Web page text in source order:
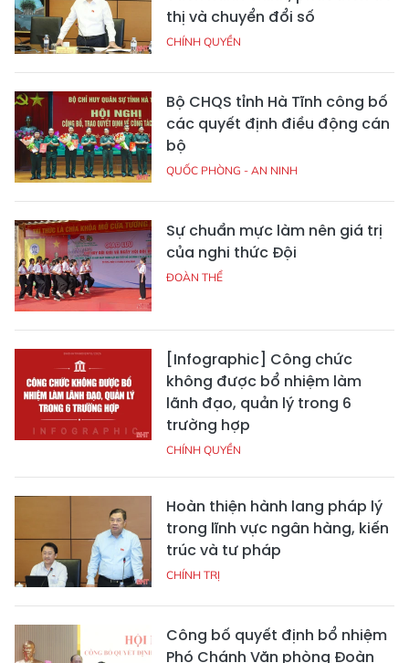
thị và chuyển đổi số
CHÍNH QUYỀN
Bộ CHQS tỉnh Hà Tĩnh công bố
các quyết định điều động cán
bộ
QUỐC PHÒNG - AN NINH
Sự chuẩn mực làm nên giá trị
của nghi thức Đội
ĐOÀN THỂ
[Infographic] Công chức
không được bổ nhiệm làm
lãnh đạo, quản lý trong 6
trường hợp
CHÍNH QUYỀN
Hoàn thiện hành lang pháp lý
trong lĩnh vực ngân hàng, kiến
trúc và tư pháp
CHÍNH TRỊ
Công bố quyết định bổ nhiệm
Phó Chánh Văn phòng Đoàn